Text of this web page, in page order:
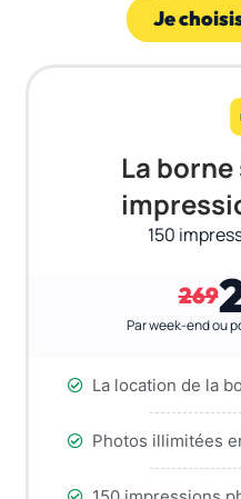
Je
La
150
269
Par week-end ou
La location de la
Photos illimitées